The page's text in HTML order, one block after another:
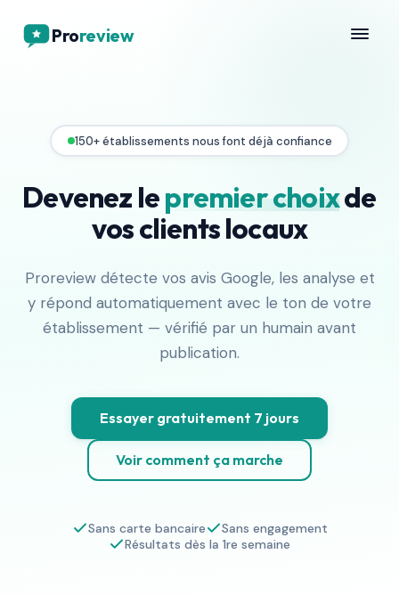
Proreview
150+ établissements nous font déjà confiance
Devenez lepremier choixde
vosclients locaux
Proreview détecte vos avis Google, les analyse et
y répond automatiquement avec le ton de votre
établissement — vérifié par un humain avant
publication.
Essayer gratuitement 7 jours
Voir comment ça marche
Sans carte bancaire
Sans engagement
Résultats dès la 1re semaine